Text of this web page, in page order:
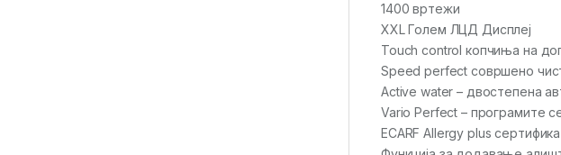
1400 вртежи
XXL Голем ЛЦД Дисплеј
Touch control копчиња на
Speed perfect совршено
Active water – двостепена
Vario Perfect – програмите
ECARF Allergy plus